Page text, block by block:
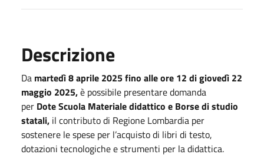
Descrizione
Da martedì 8 aprile 2025 fino alle ore 12 di giovedì 22
maggio 2025,è possibile presentare domanda
per Dote Scuola Materiale didattico e Borse di studio
statali, il contributo di Regione Lombardia per
sostenere le spese per l’acquisto di libri di testo,
dotazioni tecnologiche e strumenti per la didattica.